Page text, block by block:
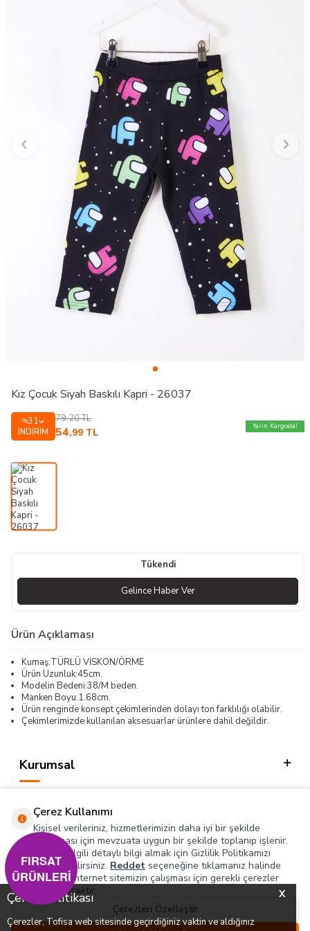
X
Çerez Politikası
Çerezler, Tofisa web sitesinde geçirdiğiniz vaktin ve aldığınız
0
Kız Çocuk Siyah Baskılı Kapri - 26037
%31
İNDIRIM
79,20TL
54,99 TL
Yarın Kargoda!
Tükendi
Gelince Haber Ver
Ürün Açıklaması
Kumaş:TÜRLÜ VİSKON/ÖRME
Ürün Uzunluk:45cm.
Modelin Bedeni:38/M beden.
Manken Boyu:1.68cm.
Ürün renginde konsept çekimlerinden dolayı ton farklılığı olabilir.
Çekimlerimizde kullanılan aksesuarlar ürünlere dahil değildir.
Kurumsal
Hızlı Erişim
Sosyal
Adres & İletişim
Çerez Kullanımı
Kişisel verileriniz, hizmetlerimizin daha iyi bir şekilde
sunulması için mevzuata uygun bir şekilde toplanıp işlenir.
Konuyla ilgili detaylı bilgi almak için Gizlilik Politikamızı
inceleyebilirsiniz. Reddet seçeneğine tıklamanız halinde
yalnızca internet sitemizin çalışması için gerekli çerezler
kullanılacaktır.
Çerezleri Özelleştir
FIRSAT
ÜRÜNLERİ